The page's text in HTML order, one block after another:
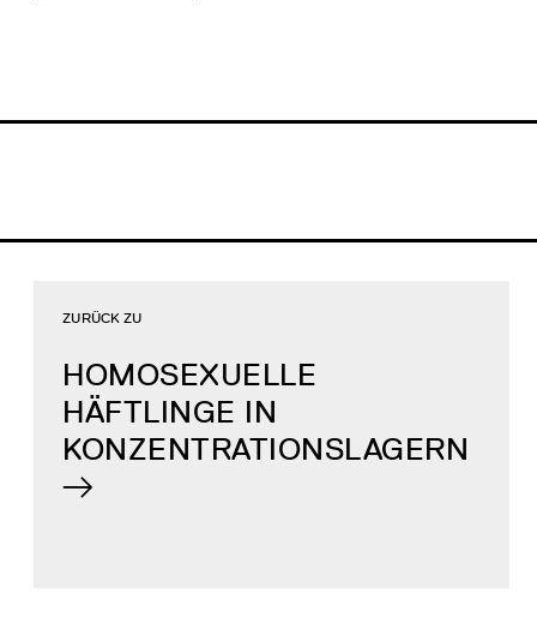
HOMOSEXUELLE
HÄFTLINGE IN
KONZENTRATIONSLAGERN
ZURÜCK ZU